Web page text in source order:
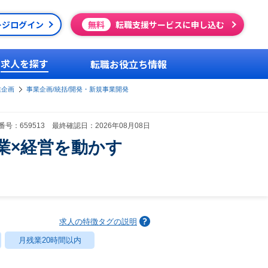
ログイン 無料 転職支援サービスに申し込む
求人を探す 転職お役立ち情報
企画 事業企画/統括/開発・新規事業開発
号：659513 最終確認日：2026年08月08日
×経営を動かす
求人の特徴タグの説明
月残業20時間以内